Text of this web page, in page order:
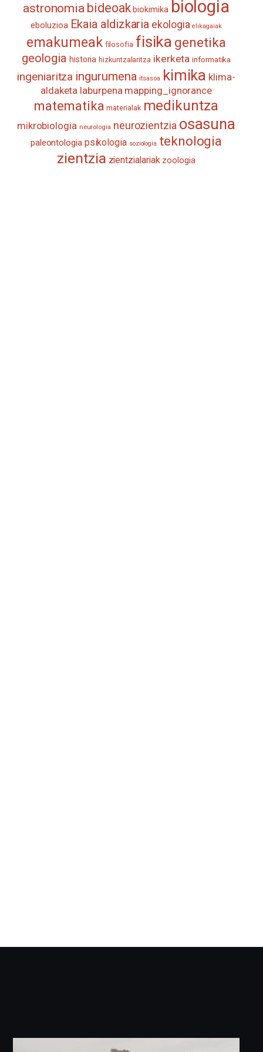
astronomia bideoak biokimika biologia
eboluzioa Ekaia aldizkaria ekologia elikagaiak
emakumeak filosofia fisika genetika
geologia historia hizkuntzalaritza ikerketa informatika
ingeniaritza ingurumena itsasoa kimika klima-
aldaketa laburpena mapping_ignorance
matematika materialak medikuntza
mikrobiologia neurologia neurozientzia osasuna
paleontologia psikologia soziologia teknologia
zientzia zientzialariak zoologia